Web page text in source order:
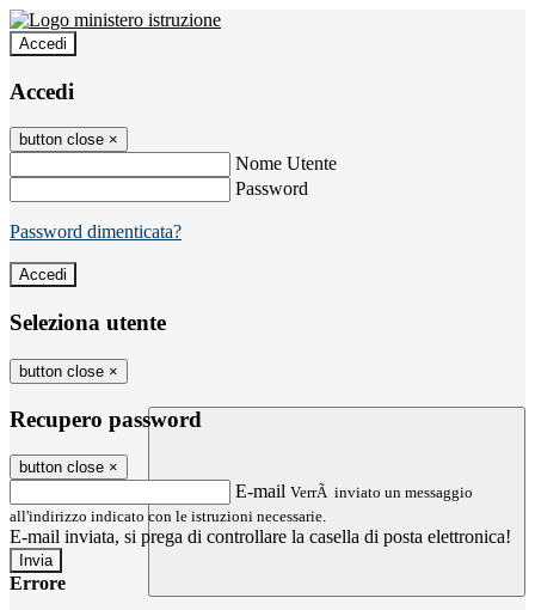
Accedi
Accedi
button close ×
Nome Utente
Password
Password dimenticata?
Seleziona utente
button close ×
Recupero password
button close ×
E-mail VerrÃ inviato un messaggio
all'indirizzo indicato con le istruzioni necessarie.
E-mail inviata, si prega di controllare la casella di posta elettronica!
Errore